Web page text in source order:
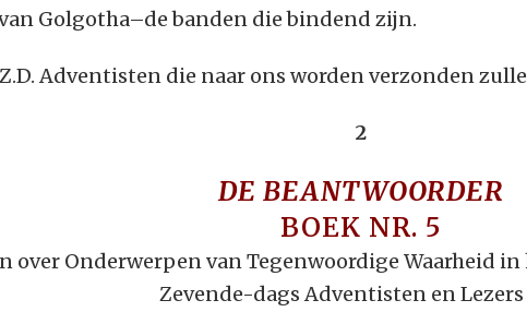
Golgotha–de banden die bindend zijn.
Adventisten die naar ons worden verzonden
2
DE BEANTWOORDER
BOEK NR. 5
over Onderwerpen van Tegenwoordige Waarheid
Zevende-dags Adventisten en Lezers